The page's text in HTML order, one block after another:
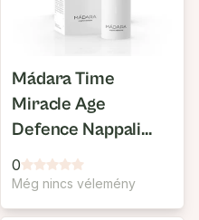
Mádara Time
Miracle Age
Defence Nappali
Krém
0
Még nincs vélemény